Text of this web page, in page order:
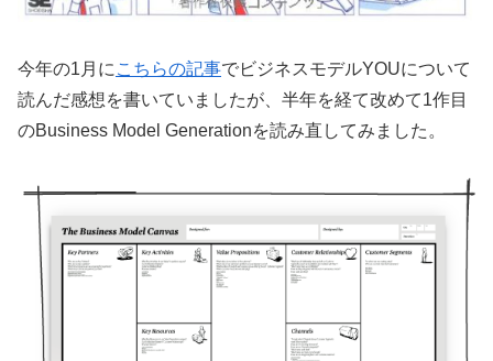
今年の1月に こちらの記事でビジネスモデルYOUについて
読んだ感想を書いていましたが、半年を経て改めて1作目
のBusiness Model Generationを読み直してみました。